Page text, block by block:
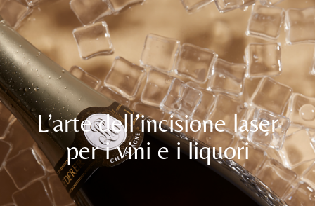
L’arte dell’incisione laser
per i vini e i liquori